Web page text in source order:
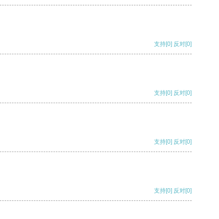
支持[0] 反对[0]
支持[0] 反对[0]
支持[0] 反对[0]
支持[0] 反对[0]